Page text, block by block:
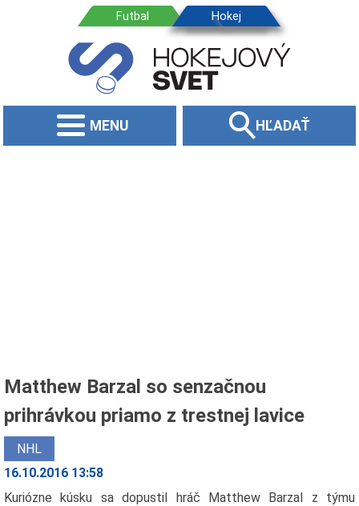
MENU HĽADAŤ
Matthew Barzal so senzačnou
prihrávkou priamo z trestnej lavice
NHL
16.10.2016 13:58
Kuriózne kúsku sa dopustil hráč Matthew Barzal z týmu